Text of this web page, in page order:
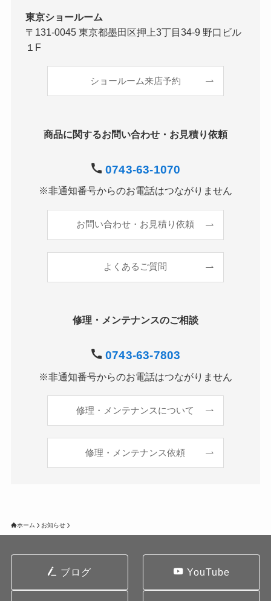
東京ショールーム
〒131-0045 東京都墨田区押上3丁目34-9 野口ビル
１F
ショールーム来店予約
商品に関するお問い合わせ・お見積り依頼
0743-63-1070
※非通知番号からのお電話はつながりません
お問い合わせ・お見積り依頼
よくあるご質問
修理・メンテナンスのご相談
0743-63-7803
※非通知番号からのお電話はつながりません
修理・メンテナンスについて
修理・メンテナンス依頼
ホーム お知らせ
ブログ YouTube